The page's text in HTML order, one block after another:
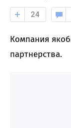
24
Компания
партнерства.